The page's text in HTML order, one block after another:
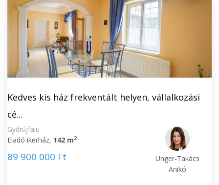
Kedves kis ház frekventált helyen, vállalkozási
cé...
Győrújfalu
Eladó ikerház, 142 m2
89 900 000 Ft
Unger-Takács
Anikó